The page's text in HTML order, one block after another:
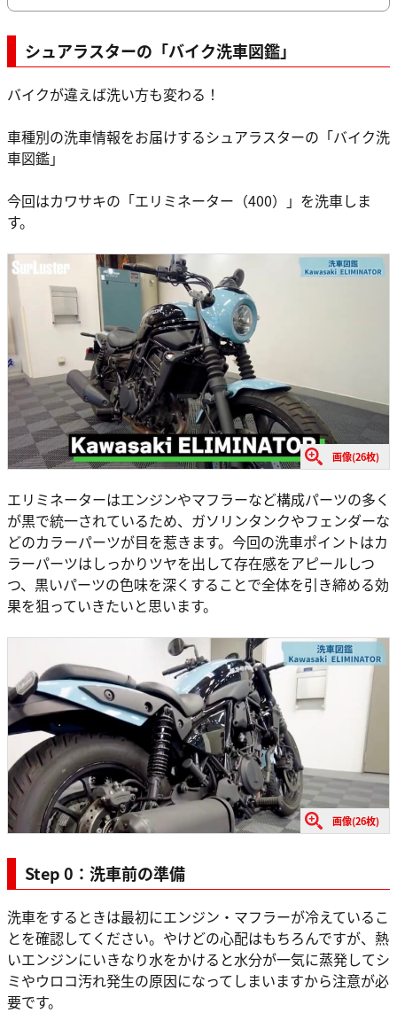
シュアラスターの「バイク洗車図鑑」
バイクが違えば洗い方も変わる！
車種別の洗車情報をお届けするシュアラスターの「バイク洗
車図鑑」
今回はカワサキの「エリミネーター（400）」を洗車しま
す。
画像(26枚)
エリミネーターはエンジンやマフラーなど構成パーツの多く
が黒で統一されているため、ガソリンタンクやフェンダーな
どのカラーパーツが目を惹きます。今回の洗車ポイントはカ
ラーパーツはしっかりツヤを出して存在感をアピールしつ
つ、黒いパーツの色味を深くすることで全体を引き締める効
果を狙っていきたいと思います。
画像(26枚)
Step 0：洗車前の準備
洗車をするときは最初にエンジン・マフラーが冷えているこ
とを確認してください。やけどの心配はもちろんですが、熱
いエンジンにいきなり水をかけると水分が一気に蒸発してシ
ミやウロコ汚れ発生の原因になってしまいますから注意が必
要です。